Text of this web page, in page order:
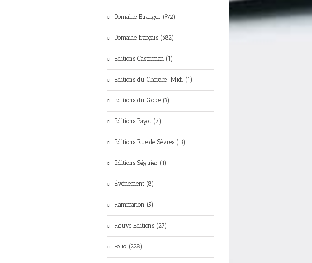
Domaine Etranger (972)
Domaine français (682)
Editions Casterman (1)
Editions du Cherche-Midi (1)
Editions du Globe (3)
Editions Payot (7)
Editions Rue de Sèvres (13)
Editions Séguier (1)
Événement (8)
Flammarion (5)
Fleuve Editions (27)
Folio (228)